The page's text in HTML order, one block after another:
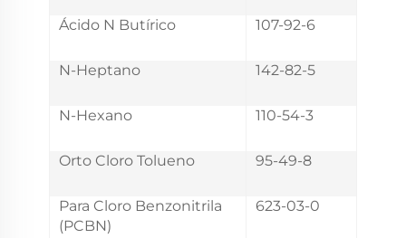
Ácido N Butírico 107-92-6
N-Heptano 142-82-5
N-Hexano 110-54-3
Orto Cloro Tolueno 95-49-8
Para Cloro Benzonitrila
(PCBN)
623-03-0